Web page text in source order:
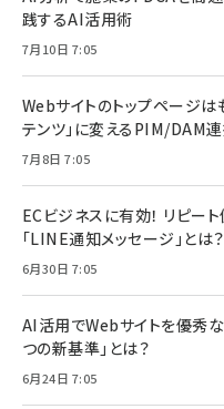
践するAI活用術
7月10日 7:05
Webサイトのトップページ
テンツ」に変えるPIM/DAM
7月8日 7:05
ECビジネスに有効！ リピー
「LINE通知メッセージ」とは？
6月30日 7:05
AI活用でWebサイトを優秀
つの新基準」とは？
6月24日 7:05